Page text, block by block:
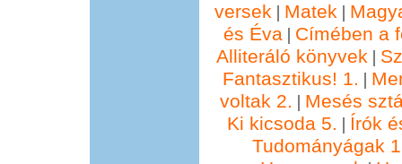
versek | Matek |
és Éva | Címében a
Alliteráló könyvek |
Fantasztikus! 1. |
voltak 2. | Mesés
Ki kicsoda 5. | Írók
Tudományágak